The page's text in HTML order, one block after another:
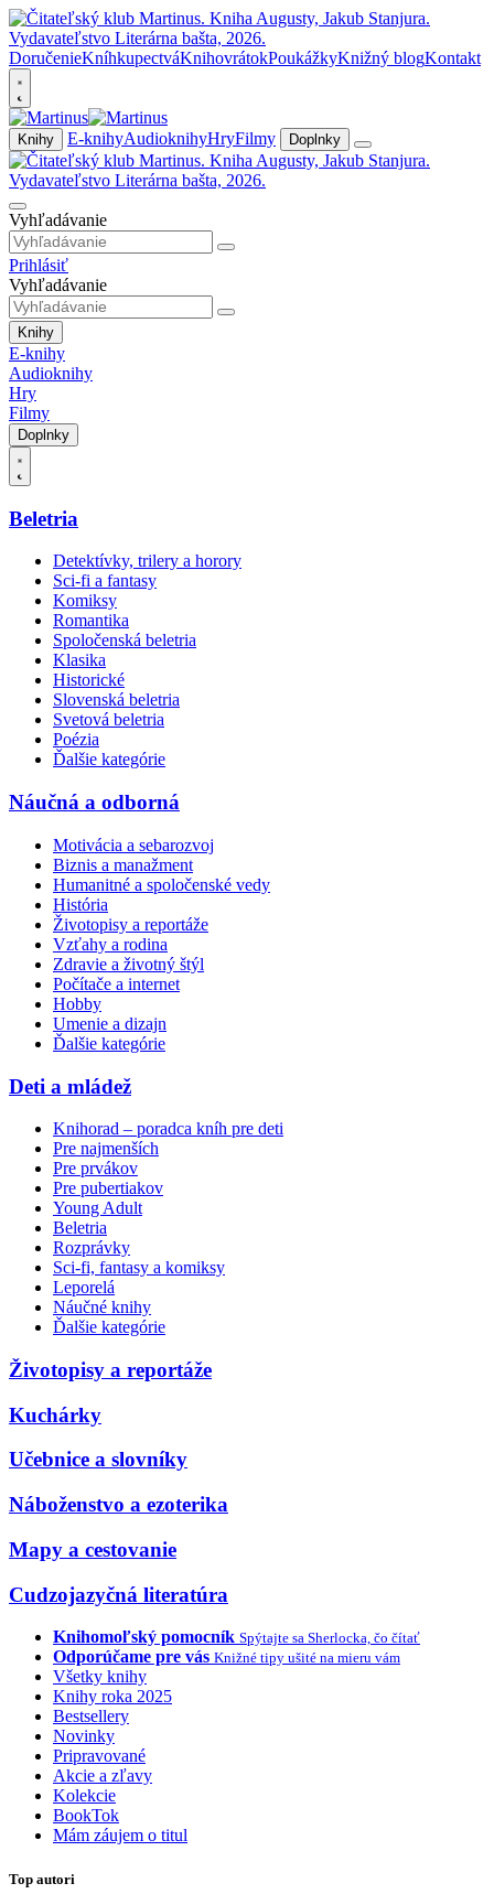
DoručenieKníhkupectváKnihovrátokPoukážkyKnižný blogKontakt
Knihy E-knihyAudioknihyHryFilmy Doplnky
Vyhľadávanie
Prihlásiť
Vyhľadávanie
Knihy
E-knihy
Audioknihy
Hry
Filmy
Doplnky
Beletria
Detektívky, trilery a horory
Sci-fi a fantasy
Komiksy
Romantika
Spoločenská beletria
Klasika
Historické
Slovenská beletria
Svetová beletria
Poézia
Ďalšie kategórie
Náučná a odborná
Motivácia a sebarozvoj
Biznis a manažment
Humanitné a spoločenské vedy
História
Životopisy a reportáže
Vzťahy a rodina
Zdravie a životný štýl
Počítače a internet
Hobby
Umenie a dizajn
Ďalšie kategórie
Deti a mládež
Knihorad – poradca kníh pre deti
Pre najmenších
Pre prvákov
Pre pubertiakov
Young Adult
Beletria
Rozprávky
Sci-fi, fantasy a komiksy
Leporelá
Náučné knihy
Ďalšie kategórie
Životopisy a reportáže
Kuchárky
Učebnice a slovníky
Náboženstvo a ezoterika
Mapy a cestovanie
Cudzojazyčná literatúra
Knihomoľský pomocník Spýtajte sa Sherlocka, čo čítať
Odporúčame pre vás Knižné tipy ušité na mieru vám
Všetky knihy
Knihy roka 2025
Bestsellery
Novinky
Pripravované
Akcie a zľavy
Kolekcie
BookTok
Mám záujem o titul
Top autori